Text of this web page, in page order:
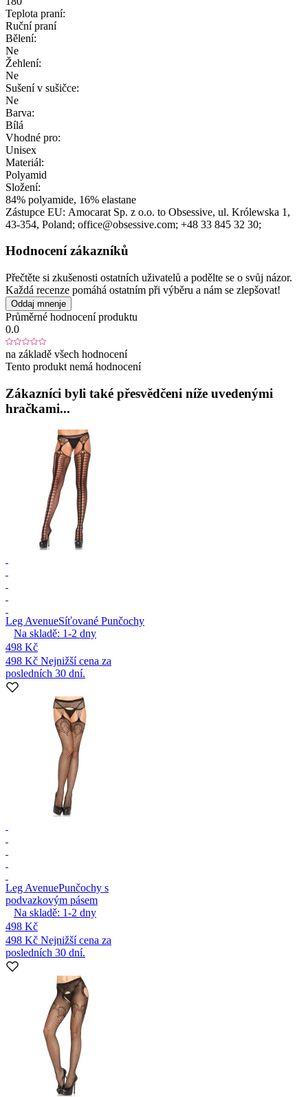
Teplota praní:
Ruční praní
Bělení:
Ne
Žehlení:
Ne
Sušení v sušičce:
Ne
Barva:
Bílá
Vhodné pro:
Unisex
Materiál:
Polyamid
Složení:
84% polyamide, 16% elastane
Zástupce EU: Amocarat Sp. z o.o. to Obsessive, ul. Królewska 1 ,
43-354, Poland; office@obsessive.com; +48 33 845 32 30;
Hodnocení zákazníků
Přečtěte si zkušenosti ostatních uživatelů a podělte se o svůj názor.
Každá recenze pomáhá ostatním při výběru a nám se zlepšovat!
Oddaj mnenje
Průměrné hodnocení produktu
0.0
na základě všech hodnocení
Tento produkt nemá hodnocení
Zákazníci byli také přesvědčeni níže uvedenými
hračkami...
Leg AvenueSíťované Punčochy
Na skladě: 1-2 dny
498 Kč
498 Kč Nejnižší cena za
posledních 30 dní.
Leg AvenuePunčochy s
podvazkovým pásem
Na skladě: 1-2 dny
498 Kč
498 Kč Nejnižší cena za
posledních 30 dní.